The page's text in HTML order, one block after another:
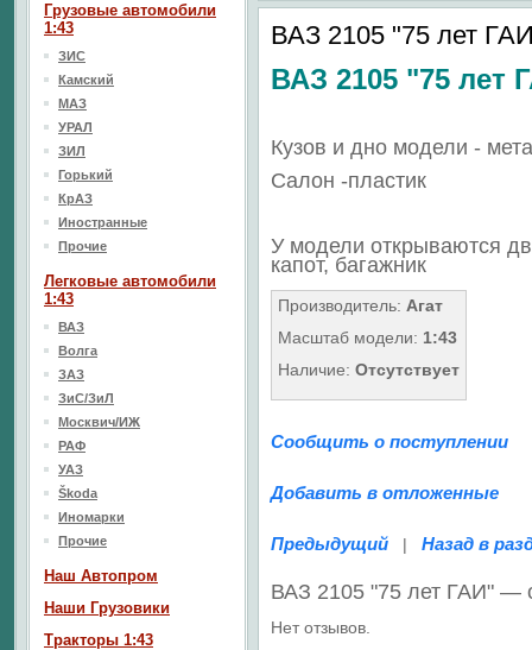
ВАЗ 2105 "75 лет
ВАЗ 2105 "75 лет
Кузов и дно модели -
Салон -пластик
У модели открываются
капот, багажник
Производитель: Агат
Масштаб модели: 1:43
Наличие: Отсутствует
Сообщить о поступлении
Добавить в отложенные
Предыдущий | Назад в
ВАЗ 2105 "75 лет ГАИ" —
Нет отзывов.
Грузовые автомобили
1:43
ЗИС
Камский
МАЗ
УРАЛ
ЗИЛ
Горький
КрАЗ
Иностранные
Прочие
Легковые автомобили
1:43
ВАЗ
Волга
ЗАЗ
ЗиС/ЗиЛ
Москвич/ИЖ
РАФ
УАЗ
Škoda
Иномарки
Прочие
Наш Aвтопром
Наши Грузовики
Тракторы 1:43